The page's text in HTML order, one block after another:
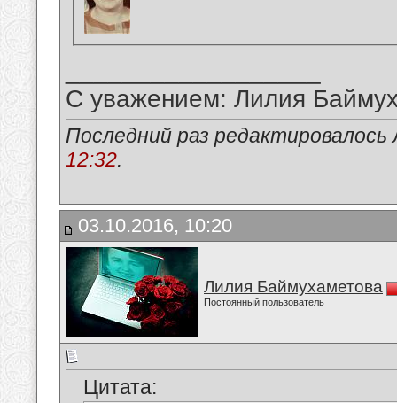
С уважением: Лилия
Последний раз
12:32.
03.10.2016, 10:20
Лилия Баймухаметова
Постоянный пользователь
Цитата: